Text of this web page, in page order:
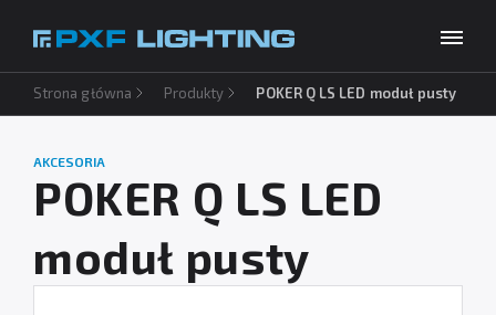
Produkty
Inspiracje
Usługi
Baza wiedzy
Strona główna Produkty POKER Q LS LED moduł pusty
AKCESORIA
POKER Q LS LED
moduł pusty